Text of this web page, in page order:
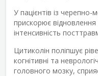
У пацієнтів із
прискорює відновлення
інтенсивність
Цитиколін поліпшує
когнітивні та
головного мозку,